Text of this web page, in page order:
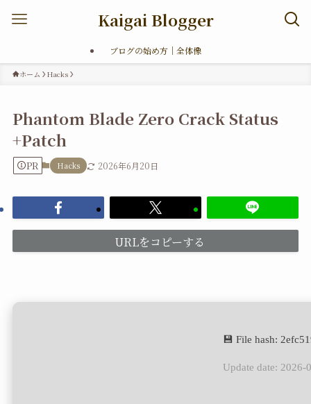
Kaigai Blogger
ブログの始め方｜全体像
ホーム Hacks
Phantom Blade Zero Crack Status
+Patch
PR Hacks 2026年6月20日
URLをコピーする
💾 File hash:
Update date: 2026-